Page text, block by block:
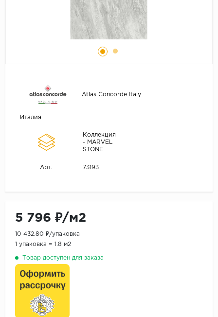
Atlas Concorde Italy
Италия
Коллекция
- MARVEL
STONE
Арт. 73193
5 796 ₽/м2
10 432.80 ₽/упаковка
1 упаковка = 1.8 м2
Товар доступен для заказа